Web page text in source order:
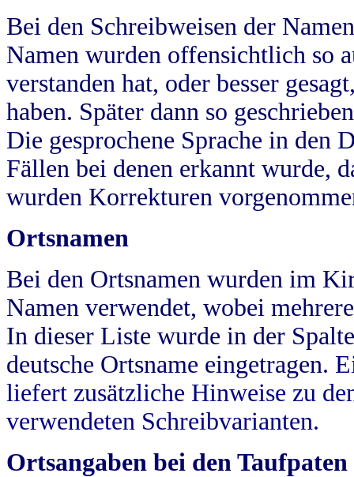
Bei den Schreibweisen der
Namen wurden offensichtlich so
verstanden hat, oder besser
haben. Später dann so
Die gesprochene Sprache in
Fällen bei denen erkannt wurde,
wurden Korrekturen
Ortsnamen
Bei den Ortsnamen wurden im
Namen verwendet, wobei
In dieser Liste wurde in der
deutsche Ortsname eingetragen.
liefert zusätzliche Hinweise zu
verwendeten Schreibvarianten.
Ortsangaben bei den Taufpaten